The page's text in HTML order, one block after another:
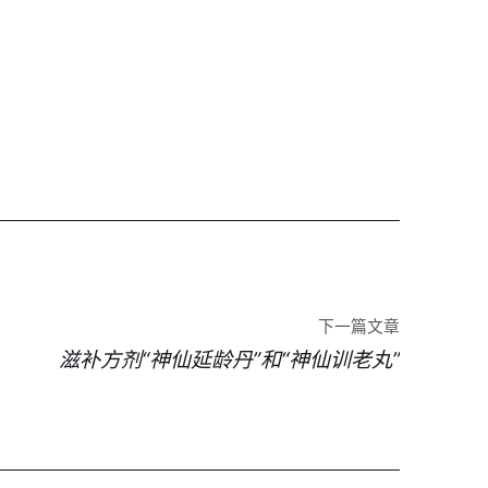
下一篇文章
滋补方剂“神仙延龄丹”和“神仙训老丸”